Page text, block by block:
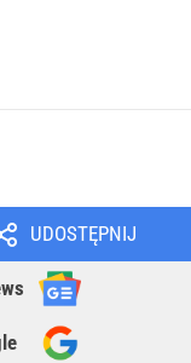
UDOSTĘPNIJ